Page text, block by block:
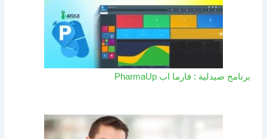
برنامج صيدلية : فارما اب PharmaUp​